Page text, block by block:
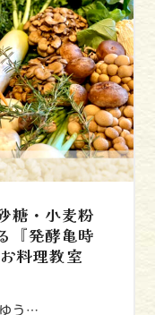
糖・小麦粉
『発酵亀時
料理教室
う…